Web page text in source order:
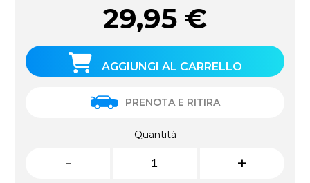
29,95 €
AGGIUNGI AL CARRELLO
PRENOTA E RITIRA
Quantità
- +